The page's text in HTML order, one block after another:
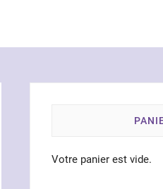
Votre panier est vide.